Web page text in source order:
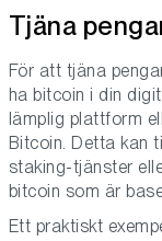
Tjäna
För att tjäna
ha bitcoin i din
lämplig plattform
Bitcoin. Detta kan
staking-tjänster
bitcoin som är
Ett praktiskt